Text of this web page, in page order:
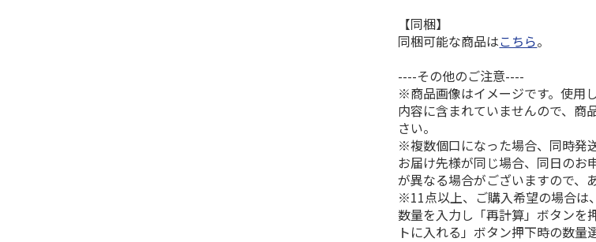
【同梱】
同梱可能な商品はこちら。
----その他のご注意----
※商品画像はイメージです。使用
内容に含まれていませんので、商
さい。
※複数個口になった場合、同時発
お届け先様が同じ場合、同日のお
が異なる場合がございますので、
※11点以上、ご購入希望の場合は
数量を入力し「再計算」ボタンを
トに入れる」ボタン押下時の数量